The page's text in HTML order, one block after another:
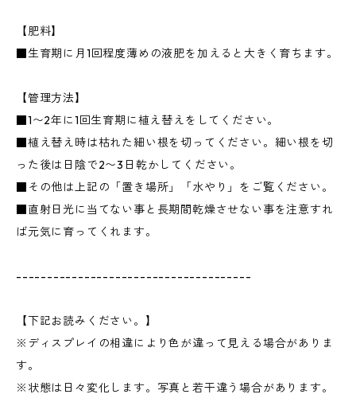
【肥料】
■生育期に月1回程度薄めの液肥を加えると大きく育ちます。
【管理方法】
■1〜2年に1回生育期に植え替えをしてください。
■植え替え時は枯れた細い根を切ってください。細い根を切
った後は日陰で2〜3日乾かしてください。
■その他は上記の「置き場所」「水やり」をご覧ください。
■直射日光に当てない事と長期間乾燥させない事を注意すれ
ば元気に育ってくれます。
--------------------------------------
【下記お読みください。】
※ディスプレイの相違により色が違って見える場合がありま
す。
※状態は日々変化します。写真と若干違う場合があります。